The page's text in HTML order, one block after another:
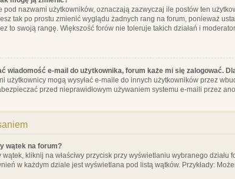
pod nazwami użytkowników, oznaczają zazwyczaj ile postów ten
tak po prostu zmienić wyglądu żadnych rang na forum, ponieważ
to swoją rangę. Większość forów nie toleruje takich działań i
wiadomość e-mail do użytkownika, forum każe mi się zalogować.
użytkownicy mogą wysyłać e-maile do innych użytkowników przez
przed nieprawidłowym używaniem systemu e-maili przez
wątek na forum?
wątek, kliknij na właściwy przycisk przy wyświetlaniu wybranego
w każdym dziale jest wyświetlana pod listą wątków. Przykłady: